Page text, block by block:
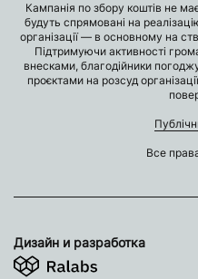
Кампанія по збору коштів не
будуть спрямовані на
організації — в основному на
Підтримуючи активності
внесками, благодійники
проєктами на розсуд
Все
Дизайн и разработка